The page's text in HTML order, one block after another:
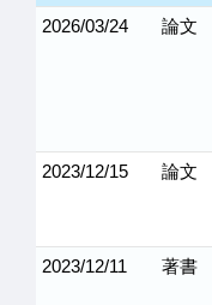
2026/03/24
論文
2023/12/15 論文
2023/12/11 著書